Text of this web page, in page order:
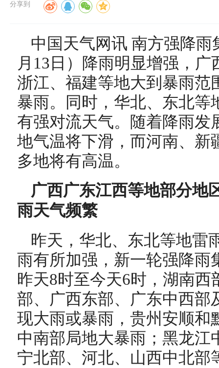
分享到
中国天气网讯 南方强降
月13日）降雨明显增强，
浙江、福建等地大到暴雨范
暴雨。同时，华北、东北等
有强对流天气。随着降雨发
地气温将下滑，而河南、新
多地将有高温。
广西广东江西等地部分地
雨天气频繁
昨天，华北、东北等地雷
雨有所加强，新一轮强降雨
昨天8时至今天6时，湖南
部、广西东部、广东中西部
现大雨或暴雨，贵州安顺和
中南部局地大暴雨；黑龙江
宁北部、河北、山西中北部